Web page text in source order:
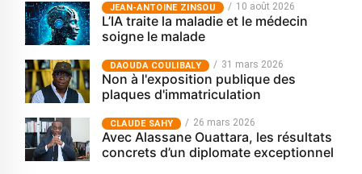
JEAN-ANTOINE ZINSOU 10 août 2026
L’IA traite la maladie et le médecin
soigne le malade
‎DAOUDA COULIBALY 31 mars 2026
Non à l'exposition publique des
plaques d'immatriculation
CLAUDE SAHY 26 mars 2026
Avec Alassane Ouattara, les résultats
concrets d’un diplomate exceptionnel